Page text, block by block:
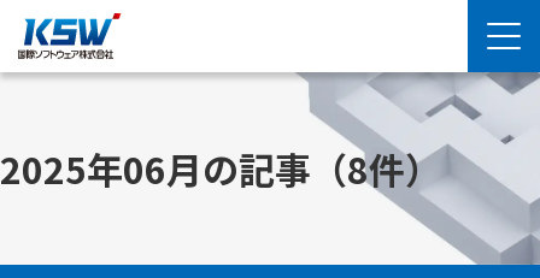
2025年06月の記事 （8件）